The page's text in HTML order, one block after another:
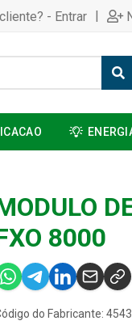
- Entrar |
8000
do Fabricante: